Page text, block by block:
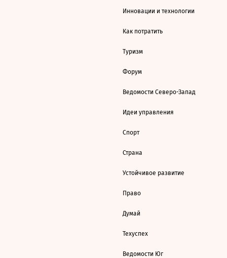
Инновации и технологии
Как потратить
Туризм
Форум
Ведомости Северо-Запад
Идеи управления
Спорт
Страна
Устойчивое развитие
Право
Думай
Техуспех
Ведомости Юг